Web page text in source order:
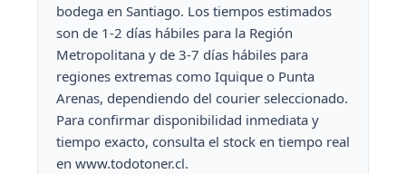
bodega en Santiago. Los tiempos estimados
son de 1-2 días hábiles para la Región
Metropolitana y de 3-7 días hábiles para
regiones extremas como Iquique o Punta
Arenas, dependiendo del courier seleccionado.
Para confirmar disponibilidad inmediata y
tiempo exacto, consulta el stock en tiempo real
en www.todotoner.cl.